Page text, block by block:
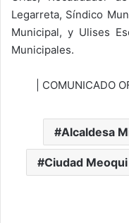
Legarreta, Síndico
Municipal, y Ulises
Municipales.
| COMUNICADO
Alcaldesa
Ciudad Meoqui